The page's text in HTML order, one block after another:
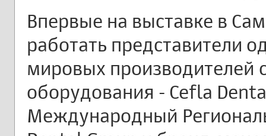
Впервые на выставке в
работать представители
мировых производителей
оборудования - Cefla
Международный